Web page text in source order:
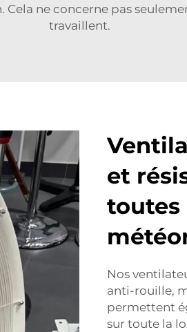
ne concerne pas
travaillent.
et
toutes
Nos
anti-rouille,
permettent
sur toute la